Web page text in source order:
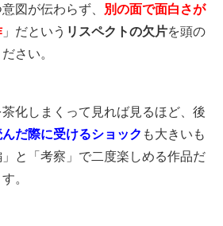
図が伝わらず、 別の面で面白さが
」だという リスペクトの欠片を頭の
さい。
化しまくって見れば見るほど、後
だ際に受けるショック も大きいも
と「考察」で二度楽しめる作品だ
。